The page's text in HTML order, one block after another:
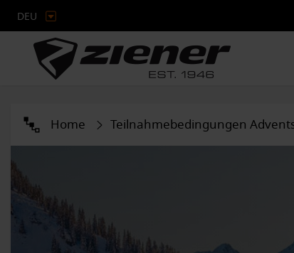
DEU
Home Teilnahmebedingungen